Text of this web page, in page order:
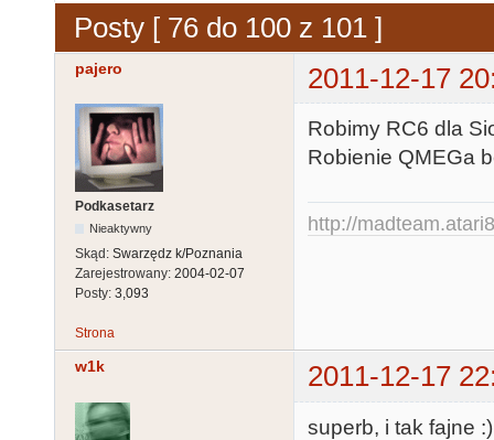
Posty [ 76 do 100 z 101 ]
pajero 2011-12-17
Podkasetarz
Nieaktywny
Skąd: Swarzędz k/Poznania
Zarejestrowany: 2004-02-07
Posty: 3,093
Robimy RC6 dla
Robienie QMEGa
http://
Strona
w1k 2011-12-17
superb, i tak fajne :)